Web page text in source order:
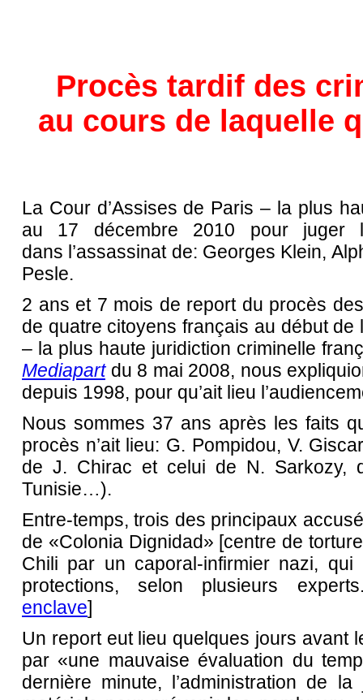
Procès tardif des
au cours de laquelle
La Cour d’Assises de Paris – la plus
au 17 décembre 2010 pour juger
dans l’assassinat de: Georges Klein,
Pesle.
2 ans et 7 mois de report du procès
de quatre citoyens français au début
– la plus haute juridiction criminelle
Mediapartdu 8 mai 2008, nous
depuis 1998, pour qu’ait lieu
Nous sommes 37 ans après les faits
procès n’ait lieu: G. Pompidou, V.
de J. Chirac et celui de N. Sarkozy,
Tunisie…).
Entre-temps, trois des principaux
de «Colonia Dignidad» [centre de
Chili par un caporal-infirmier nazi,
protections, selon plusieurs
enclave]
Un report eut lieu quelques jours avant
par «une mauvaise évaluation du
dernière minute, l’administration de